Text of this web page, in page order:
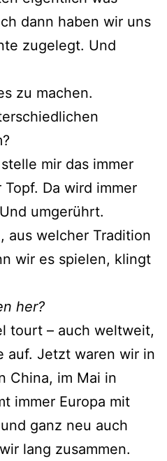
dann haben wir uns
zugelegt. Und
zu machen.
mir das immer
Da wird immer
umgerührt.
aus welcher Tradition
wir es spielen, klingt
her?
tourt – auch weltweit,
auf. Jetzt waren wir in
China, im Mai in
immer Europa mit
ganz neu auch
lang zusammen.